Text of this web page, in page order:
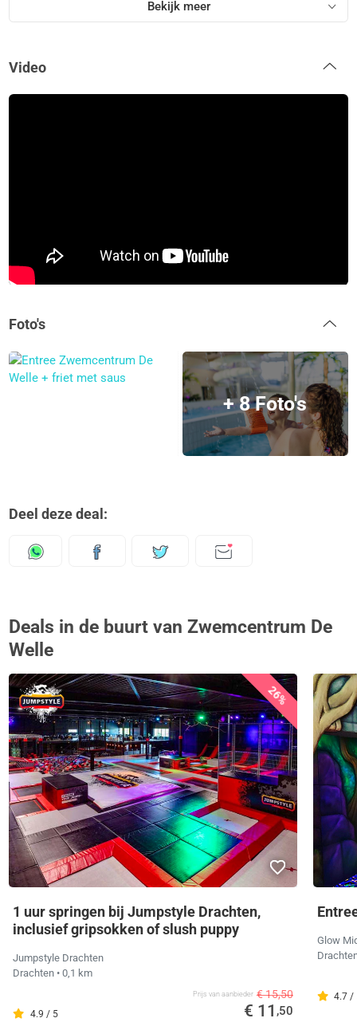
Bekijk meer
Video
Foto's
+ 8 Foto's
Deel deze deal:
Deals in de buurt van Zwemcentrum De
Welle
26%
1 uur springen bij Jumpstyle Drachten,
inclusief gripsokken of slush puppy
Jumpstyle Drachten
Drachten • 0,1 km
4.9 / 5
Prijs van aanbieder € 15,50
€ 11 ,50
Glow
4.7 /